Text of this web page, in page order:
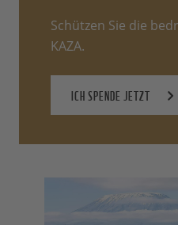
Schützen Sie die
KAZA.
ICH SPENDE JETZT